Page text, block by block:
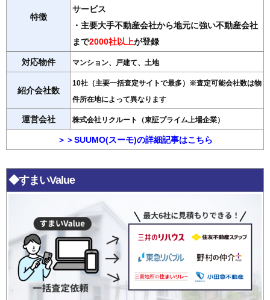
特徴
サービス
・主要大手不動産会社から地元に強い不動産会社
まで2000社以上が登録
対応物件 マンション、戸建て、土地
紹介会社数
10社（主要一括査定サイトで最多）※査定可能会社数は物
件所在地によって異なります
運営会社 株式会社リクルート（東証プライム上場企業）
＞＞SUUMO(スーモ)の詳細記事はこちら
◆すまいValue